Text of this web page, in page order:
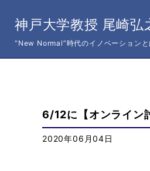
神戸大学教授 尾崎弘
“New Normal”時代のイノベーションと
講演会
6/12に【オンライン
2020年06月04日